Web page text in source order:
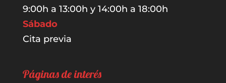
9:00h a 13:00h y 14:00h a 18:00h
Sábado
Cita previa
Páginas de interés